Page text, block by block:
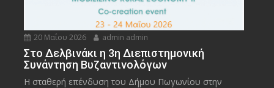
20 Μαΐου 2026 admin admin
Στο Δελβινάκι η 3η Διεπιστημονική
Συνάντηση Βυζαντινολόγων
Η σταθερή επένδυση του Δήμου Πωγωνίου στην